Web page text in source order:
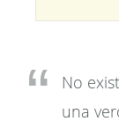
No
una